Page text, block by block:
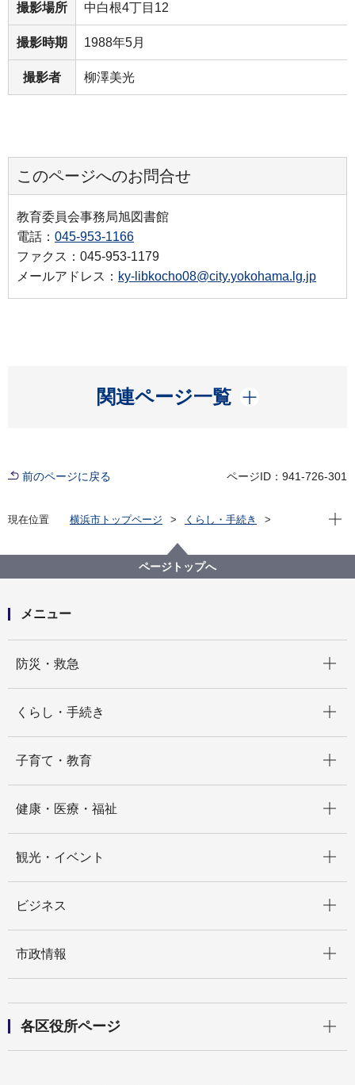
撮影場所 中白根4丁目12
撮影時期 1988年5月
撮影者 柳澤美光
このページへのお問合せ
教育委員会事務局旭図書館
電話： 045-953-1166
ファクス：045-953-1179
メールアドレス： ky-libkocho08@city.yokohama.lg.jp
関連ページ一覧
開く
前のページに戻る ページID：941-726-301
現在位置 横浜市トップページ
くらし・手続き
旭区を知る
よみがえる昭和の街並み 旭区風景写真アーカイブ
9.中白根
旭台2(画像番号a123)
現在
ページトップへ
メニュー
防災・救急
くらし・手続き
子育て・教育
健康・医療・福祉
観光・イベント
ビジネス
市政情報
各区役所ページ